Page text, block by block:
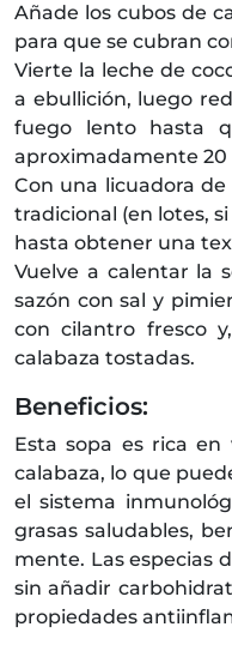
Añade los cubos de
para que se cubran
Vierte la leche de
a ebullición, luego
fuego lento hasta
aproximadamente 20
Con una licuadora
tradicional (en lotes,
hasta obtener una
Vuelve a calentar la
sazón con sal y
con cilantro fresco
calabaza tostadas.
Beneficios:
Esta sopa es rica
calabaza, lo que
el sistema
grasas saludables,
mente. Las especias
sin añadir
propiedades